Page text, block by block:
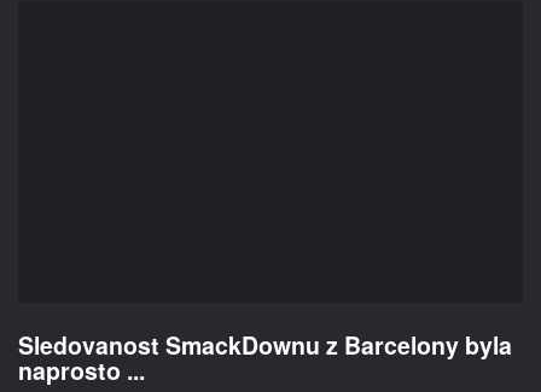
Sledovanost SmackDownu z Barcelony byla
naprosto ...